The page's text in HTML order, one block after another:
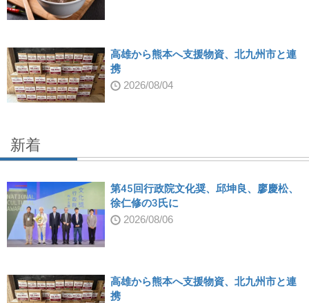
高雄から熊本へ支援物資、北九州市と連
携
2026/08/04
新着
第45回行政院文化奨、邱坤良、廖慶松、
徐仁修の3氏に
2026/08/06
高雄から熊本へ支援物資、北九州市と連
携